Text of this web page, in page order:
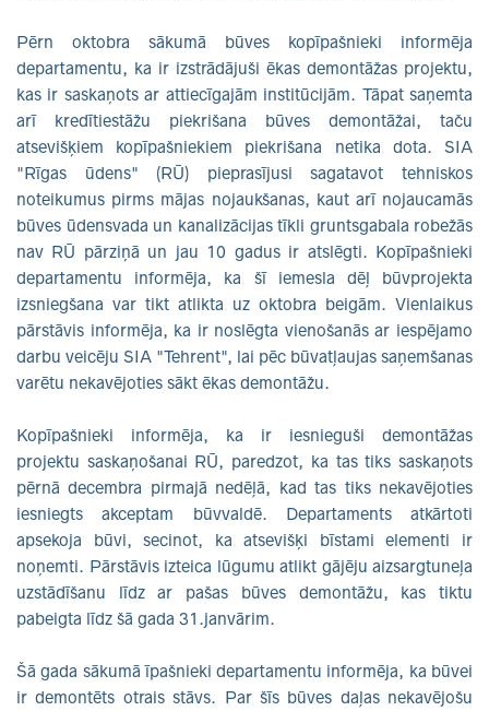
Pērn oktobra sākumā būves kopīpašnieki informēja
departamentu, ka ir izstrādājuši ēkas demontāžas projektu,
kas ir saskaņots ar attiecīgajām institūcijām. Tāpat saņemta
arī kredītiestāžu piekrišana būves demontāžai, taču
atsevišķiem kopīpašniekiem piekrišana netika dota. SIA
"Rīgas ūdens" (RŪ) pieprasījusi sagatavot tehniskos
noteikumus pirms mājas nojaukšanas, kaut arī nojaucamās
būves ūdensvada un kanalizācijas tīkli gruntsgabala robežās
nav RŪ pārziņā un jau 10 gadus ir atslēgti. Kopīpašnieki
departamentu informēja, ka šī iemesla dēļ būvprojekta
izsniegšana var tikt atlikta uz oktobra beigām. Vienlaikus
pārstāvis informēja, ka ir noslēgta vienošanās ar iespējamo
darbu veicēju SIA "Tehrent", lai pēc būvatļaujas saņemšanas
varētu nekavējoties sākt ēkas demontāžu.
Kopīpašnieki informēja, ka ir iesnieguši demontāžas
projektu saskaņošanai RŪ, paredzot, ka tas tiks saskaņots
pērnā decembra pirmajā nedēļā, kad tas tiks nekavējoties
iesniegts akceptam būvvaldē. Departaments atkārtoti
apsekoja būvi, secinot, ka atsevišķi bīstami elementi ir
noņemti. Pārstāvis izteica lūgumu atlikt gājēju aizsargtuneļa
uzstādīšanu līdz ar pašas būves demontāžu, kas tiktu
pabeigta līdz šā gada 31.janvārim.
Šā gada sākumā īpašnieki departamentu informēja, ka būvei
ir demontēts otrais stāvs. Par šīs būves daļas nekavējošu